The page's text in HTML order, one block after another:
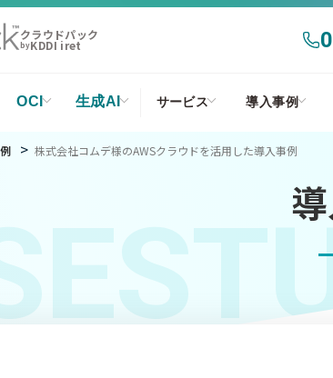
クラウドパック
byKDDI iret
OCI 生成AI サービス 導入事例
株式会社コムデ様のAWSクラウドを活用した導入事例